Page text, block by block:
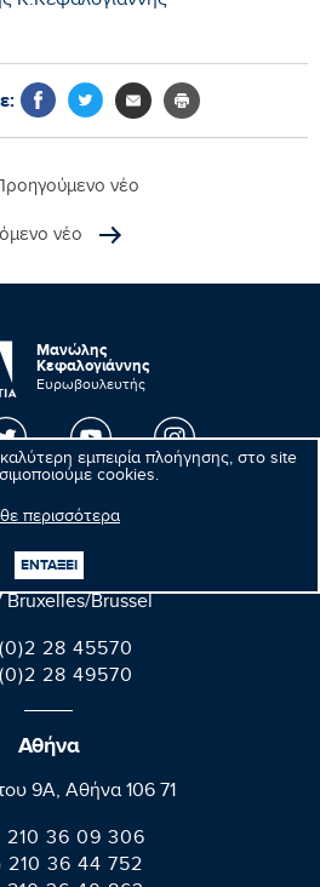
εμπειρία πλοήγησης, στο site
cookies.
περισσότερα
ΕΝΤΑΞΕΙ
νέο
νέο
Μανώλης
Κεφαλογιάννης
Ευρωβουλευτής
Bât. Altiero Spinelli
Wiertz / Wiertzstraat 60
Bruxelles/Brussel
28 45570
28 49570
Αθήνα
9A, Aθήνα 106 71
210 36 09 306
210 36 44 752